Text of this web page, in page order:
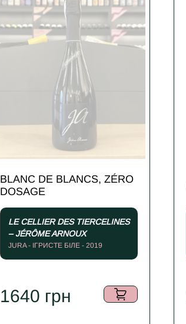
BLANC DE BLANCS, ZÉRO
DOSAGE
LE CELLIER DES TIERCELINES
– JÉRÔME ARNOUX
JURA - ІГРИСТЕ БІЛЕ - 2019
1640 грн